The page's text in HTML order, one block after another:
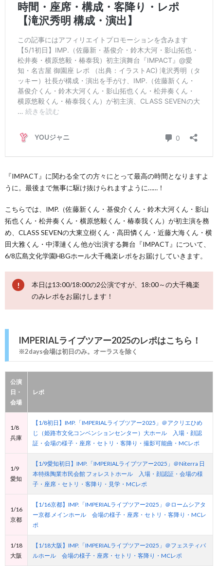
『IMPACT』に関わる全ての方々にとって最高の時間となりますよ
うに。最後まで無事に駆け抜けられますように……！
こちらでは、IMP.（佐藤新くん・基俊介くん・鈴木大河くん・影山
拓也くん・松井奏くん・横原悠毅くん・椿泰我くん）が初主演を務
め、CLASS SEVENの大東立樹くん・高田憐くん・近藤大海くん・横
田大雅くん・中澤漣くん 他が出演する舞台『IMPACT』について、
6/8広島文化学園HBGホール大千穐楽レポをお届けしていきます。
本日は13:00/18:00の2公演ですが、18:00～の大千穐楽
のみレポをお届けします！
IMPERIALライブツアー2025のレポはこちら！
※2days会場は初日のみ。オーラスを除く
公演
日・
会場
レポ
1/8
兵庫
【1/8初日】IMP.「IMPERIALライブツアー2025」＠アクリエひめ
じ（姫路市文化コンベンションセンター）大ホール 入場・顔認
証・会場の様子・座席・セトリ・客降り・撮影可能曲・MCレポ
1/9
愛知
【1/9愛知初日】IMP.「IMPERIALライブツアー2025」＠Niterra 日
本特殊陶業市民会館 フォレストホール 入場・顔認証・会場の様
子・座席・セトリ・客降り・見学・MCレポ
1/16
京都
【1/16京都】IMP.「IMPERIALライブツアー2025」＠ロームシアタ
ー京都 メインホール 会場の様子・座席・セトリ・客降り・MCレ
ポ
1/18
大阪
【1/18大阪】IMP.「IMPERIALライブツアー2025」＠フェスティバ
ルホール 会場の様子・座席・セトリ・客降り・MCレポ